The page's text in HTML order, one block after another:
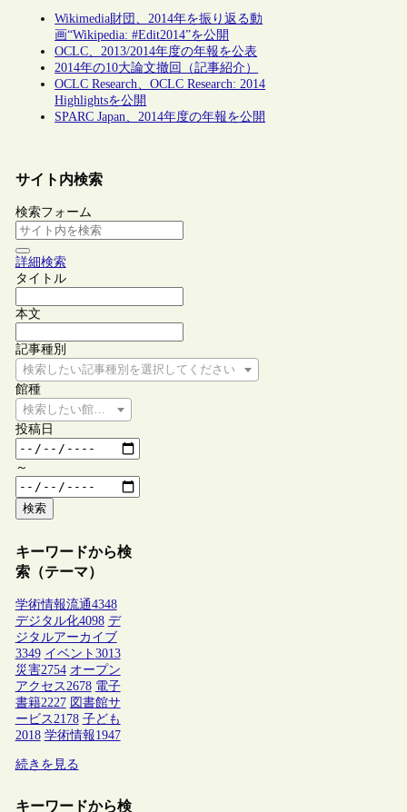
Wikimedia財団、2014年を振り返る動
画“Wikipedia: #Edit2014”を公開
OCLC、2013/2014年度の年報を公表
2014年の10大論文撤回（記事紹介）
OCLC Research、OCLC Research: 2014
Highlightsを公開
SPARC Japan、2014年度の年報を公開
サイト内検索
検索フォーム
詳細検索
タイトル
本文
記事種別
検索したい記事種別を選択してください
館種
検索したい館種を選択してください
投稿日
～
検索
キーワードから検
索（テーマ）
学術情報流通4348
デジタル化4098 デ
ジタルアーカイブ
3349 イベント 3013
災害2754 オープン
アクセス2678 電子
書籍2227 図書館サ
ービス2178 子ども
2018 学術情報1947
続きを見る
キーワードから検